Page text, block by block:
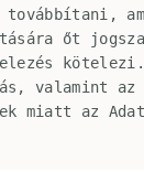
továbbítani,
őt
valamint az
miatt az